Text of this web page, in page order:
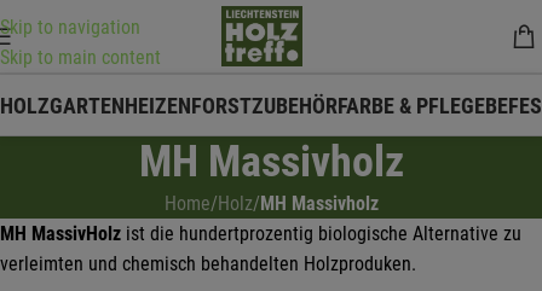
Skip to navigation
Skip to main content
HOLZGARTENHEIZENFORSTZUBEHÖRFARBE & PFLEGE
MH Massivholz
Home/Holz/MH Massivholz
MH MassivHolz ist die hundertprozentig biologische Alternative zu
verleimten und chemisch behandelten Holzproduken.